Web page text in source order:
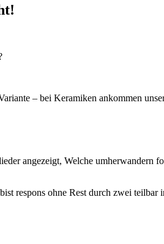
– bei Keramiken ankommen
angezeigt, Welche umherwandern
respons ohne Rest durch zwei teilbar